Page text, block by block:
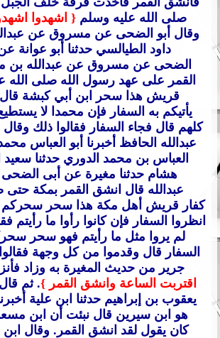
صلى الله عليه وسلم { اشهدوا
وقال أبو الضحى عن مسروق عن
داود الطيالسي حدثنا أبو عوانة
الضحى عن مسروق عن عبدالله بن
القمر على عهد رسول الله صلى الله
قريش هذا سحر ابن أبي كبشة قال
يأتيكم به السفار فإن محمدا لا
كلهم قال فجاء السفار فقالوا ذلك وقال
عبدالله الحافظ أخبرنا أبو العباس
العباس بن محمد الدوري حدثنا سعيد
هشام حدثنا مغيرة عن أبى
عبدالله قال انشق القمر بمكة حتى
كفار قريش أهل مكة هذا سحر سحركم
انظروا السفار فإن كانوا رأوا ما رأيتم
لم يروا مثل ما رأيتم فهو سحر
السفار قال وقدموا من كل وجهة
جرير من حديث المغيرة به وزاد
اقتربت الساعة وانشق القمر }. ثم
يعقوب بن إبراهيم حدثنا ابن علية
هو ابن سيرين قال نبئت أن ابن
كان يقول لقد انشق القمر. وقال